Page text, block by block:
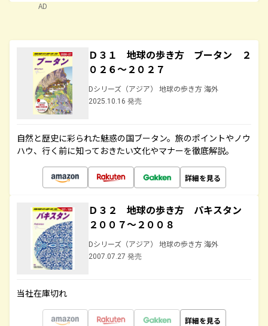
AD
Ｄ３１ 地球の歩き方 ブータン ２
０２６～２０２７
Dシリーズ（アジア） 地球の歩き方 海外
2025.10.16 発売
自然と歴史に彩られた魅惑の国ブータン。旅のポイントやノウ
ハウ、行く前に知っておきたい文化やマナーを徹底解説。
詳細を見る
Ｄ３２ 地球の歩き方 パキスタン
２００７～２００８
Dシリーズ（アジア） 地球の歩き方 海外
2007.07.27 発売
当社在庫切れ
詳細を見る